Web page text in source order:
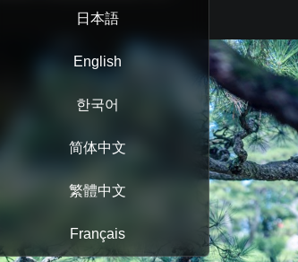
日本語
English
한국어
简体中文
繁體中文
Français